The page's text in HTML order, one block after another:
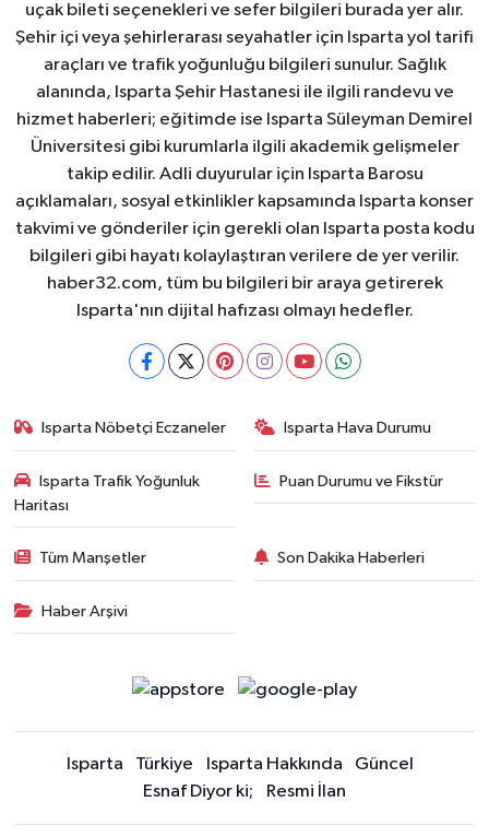
uçak bileti seçenekleri ve sefer bilgileri burada yer alır.
Şehir içi veya şehirlerarası seyahatler için Isparta yol tarifi
araçları ve trafik yoğunluğu bilgileri sunulur. Sağlık
alanında, Isparta Şehir Hastanesi ile ilgili randevu ve
hizmet haberleri; eğitimde ise Isparta Süleyman Demirel
Üniversitesi gibi kurumlarla ilgili akademik gelişmeler
takip edilir. Adli duyurular için Isparta Barosu
açıklamaları, sosyal etkinlikler kapsamında Isparta konser
takvimi ve gönderiler için gerekli olan Isparta posta kodu
bilgileri gibi hayatı kolaylaştıran verilere de yer verilir.
haber32.com, tüm bu bilgileri bir araya getirerek
Isparta'nın dijital hafızası olmayı hedefler.
Isparta Nöbetçi Eczaneler Isparta Hava Durumu
Isparta Trafik Yoğunluk
Haritası
Puan Durumu ve Fikstür
Tüm Manşetler Son Dakika Haberleri
Haber Arşivi
Isparta Türkiye Isparta Hakkında
Güncel
Esnaf Diyor ki;
Resmi İlan